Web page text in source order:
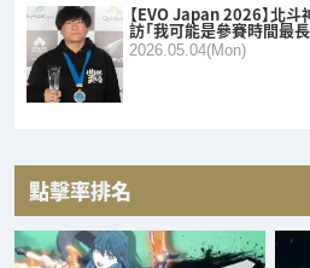
【EVO Japan 2026】北
訪「我可能是參賽時間最
2026.05.04(Mon)
點擊率排名